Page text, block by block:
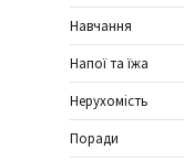
Навчання
Напої та їжа
Нерухомість
Поради